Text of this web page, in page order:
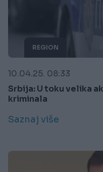
REGION
10.04.25. 08:33
Srbija: U toku velika
kriminala
Saznaj više